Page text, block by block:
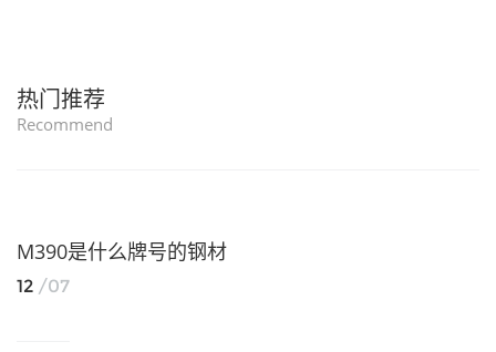
热门推荐
Recommend
M390是什么牌号的钢材
12 /07